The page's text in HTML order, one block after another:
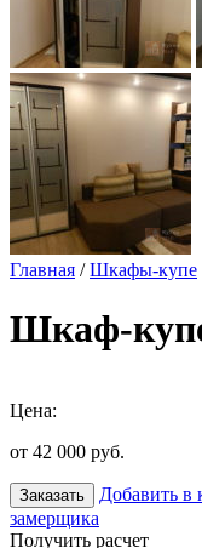
Главная /Шкафы-купе
Шкаф-
Цена:
от 42 000 руб.
Заказать Добавить в
замерщика
Получить расчет